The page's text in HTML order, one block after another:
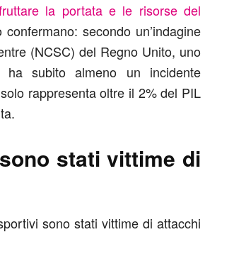
la portata e le risorse del
secondo un’indagine
(NCSC) del Regno Unito, uno
ha subito almeno un incidente
rappresenta oltre il 2% del PIL
stati vittime di
sono stati vittime di attacchi